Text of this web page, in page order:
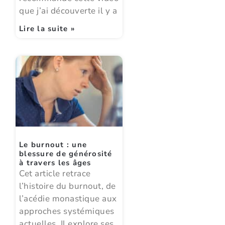
que j’ai découverte il y a
Lire la suite »
Le burnout : une
blessure de générosité
à travers les âges
Cet article retrace
l’histoire du burnout, de
l’acédie monastique aux
approches systémiques